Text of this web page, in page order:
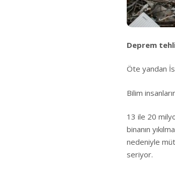
Deprem
Öte yandan
Bilim
13 ile 20
binanın
nedeniyle
seriyor.